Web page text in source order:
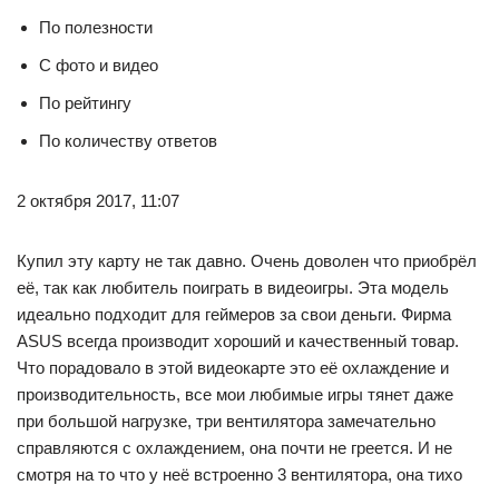
По полезности
С фото и видео
По рейтингу
По количеству ответов
2 октября 2017, 11:07
Купил эту карту не так давно. Очень доволен что приобрёл
её, так как любитель поиграть в видеоигры. Эта модель
идеально подходит для геймеров за свои деньги. Фирма
ASUS всегда производит хороший и качественный товар.
Что порадовало в этой видеокарте это её охлаждение и
производительность, все мои любимые игры тянет даже
при большой нагрузке, три вентилятора замечательно
справляются с охлаждением, она почти не греется. И не
смотря на то что у неё встроенно 3 вентилятора, она тихо